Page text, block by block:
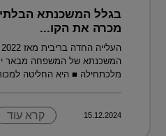
בגלל המשכנתא
מכרה את הקו...
המשכנתא של המשפחה מבאר
מלכתחילה ■ היא החליטה
15.12.2024 קרא עוד